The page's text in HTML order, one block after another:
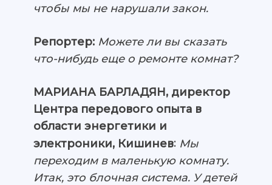
чтобы мы не нарушали закон.
Репортер: Можете ли вы сказать
что-нибудь еще о ремонте комнат?
МАРИАНА БАРЛАДЯН, директор
Центра передового опыта в
области энергетики и
электроники, Кишинев: Мы
переходим в маленькую комнату.
Итак, это блочная система. У детей